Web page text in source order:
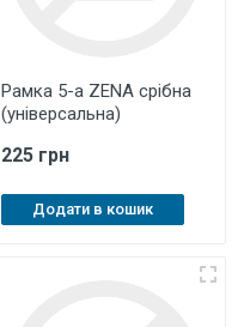
Рамка 5-а ZENA срібна
(універсальна)
225 грн
Додати в кошик